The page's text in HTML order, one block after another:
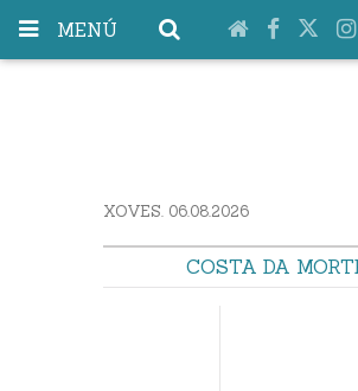
MENÚ
XOVES. 06.08.2026
COSTA DA